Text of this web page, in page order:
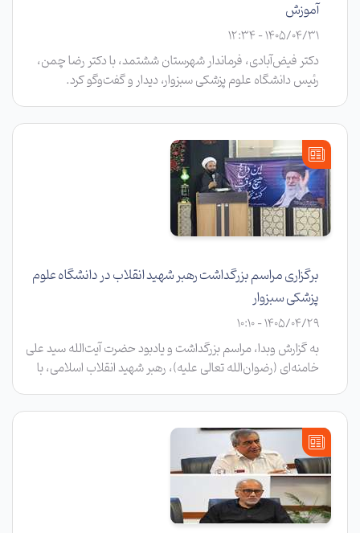
آموزش
1405/04/31 - 12:34
دکتر فیض‌آبادی، فرماندار شهرستان ششتمد، با دکتر رضا چمن،
رئیس دانشگاه علوم پزشکی سبزوار، دیدار و گفت‌وگو کرد.
برگزاری مراسم بزرگداشت رهبر شهید انقلاب در دانشگاه علوم
پزشکی سبزوار
1405/04/29 - 10:10
به گزارش وبدا، مراسم بزرگداشت و یادبود حضرت آیت‌الله سید علی
خامنه‌ای (رضوان‌الله تعالی علیه)، رهبر شهید انقلاب اسلامی، با
هیأت علمی، کارکنان دانشگاه و مسئولان ادارات سبزوار در مسجد
پردیس دانشگاه برگزار شد.